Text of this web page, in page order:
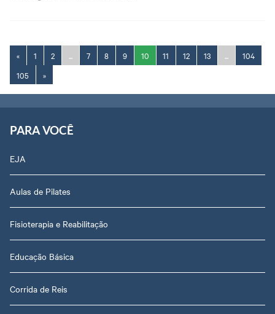
« 1 2 ... 7 8 9 10 11 12 13 ...
104
105
»
PARA VOCÊ
EJA
Aulas de Pilates
Fisioterapia e Reabilitação
Educação Básica
Corrida de Reis